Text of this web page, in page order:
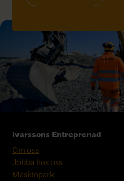
Ivarssons Entreprenad
Om oss
Jobba hos oss
Maskinpark